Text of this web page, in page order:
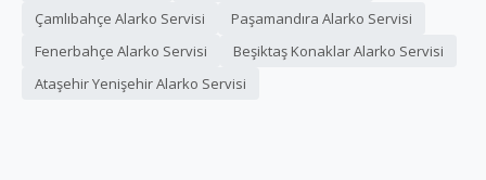
Çamlıbahçe Alarko Servisi
Paşamandıra Alarko Servisi
Fenerbahçe Alarko Servisi
Beşiktaş Konaklar Alarko Servisi
Ataşehir Yenişehir Alarko Servisi